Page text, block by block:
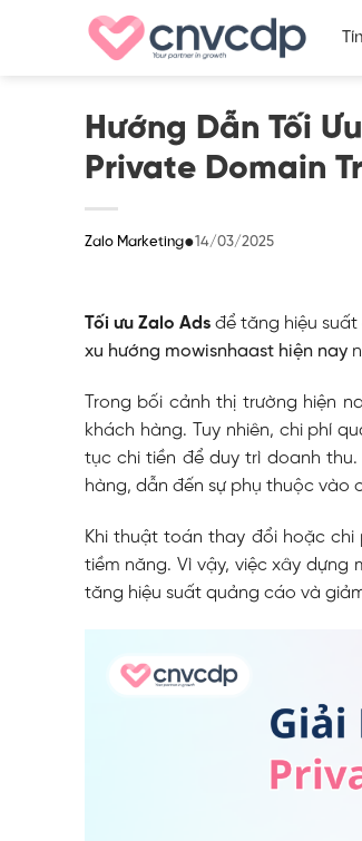
Hướng Dẫn Tối
Private Domain
Zalo Marketing●14/03/2025
Tối ưu Zalo Adsđể tăng hiệu suất
xu hướng mowisnhaast hiện nay
Trong bối cảnh thị trường hiện
khách hàng. Tuy nhiên, chi phí
tục chi tiền để duy trì doanh thu.
hàng, dẫn đến sự phụ thuộc vào
Khi thuật toán thay đổi hoặc
tiềm năng.Vì vậy, việc xây dựng
tăng hiệu suất quảng cáo và